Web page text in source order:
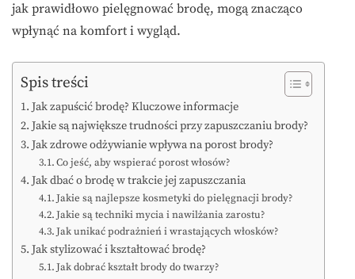
jak prawidłowo pielęgnować brodę, mogą znacząco
wpłynąć na komfort i wygląd.
Spis treści
Jak zapuścić brodę? Kluczowe informacje
Jakie są największe trudności przy zapuszczaniu brody?
Jak zdrowe odżywianie wpływa na porost brody?
Co jeść, aby wspierać porost włosów?
Jak dbać o brodę w trakcie jej zapuszczania
Jakie są najlepsze kosmetyki do pielęgnacji brody?
Jakie są techniki mycia i nawilżania zarostu?
Jak unikać podrażnień i wrastających włosków?
Jak stylizować i kształtować brodę?
Jak dobrać kształt brody do twarzy?